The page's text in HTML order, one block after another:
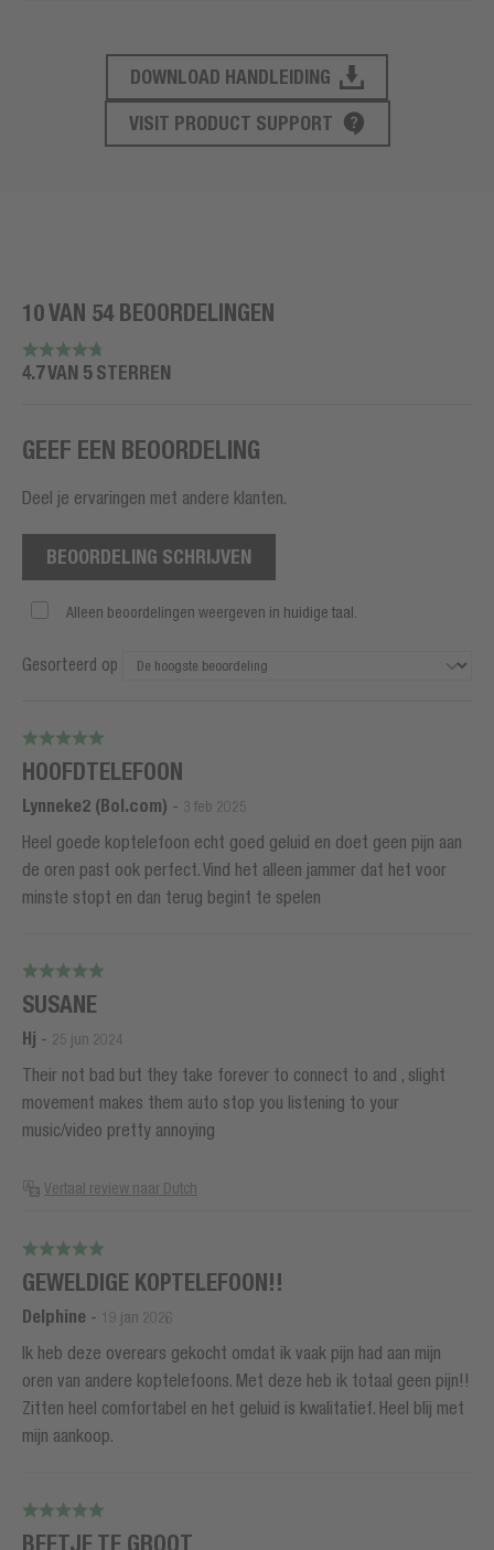
PRODUCT ONDERSTEUNING
DOWNLOAD HANDLEIDING
VISIT PRODUCT SUPPORT
10 VAN 54 BEOORDELINGEN
4.7 VAN 5 STERREN
GEEF EEN BEOORDELING
Deel je ervaringen met andere klanten.
BEOORDELING SCHRIJVEN
Alleen beoordelingen weergeven in huidige taal.
Gesorteerd op
HOOFDTELEFOON
Lynneke2 (Bol.com) - 3 feb 2025
Heel goede koptelefoon echt goed geluid en doet geen pijn aan
de oren past ook perfect. Vind het alleen jammer dat het voor
minste stopt en dan terug begint te spelen
SUSANE
Hj - 25 jun 2024
Their not bad but they take forever to connect to and , slight
movement makes them auto stop you listening to your
music/video pretty annoying
Vertaal review naar Dutch
GEWELDIGE KOPTELEFOON!!
Delphine - 19 jan 2026
Ik heb deze overears gekocht omdat ik vaak pijn had aan mijn
oren van andere koptelefoons. Met deze heb ik totaal geen pijn!!
Zitten heel comfortabel en het geluid is kwalitatief. Heel blij met
mijn aankoop.
BEETJE TE GROOT